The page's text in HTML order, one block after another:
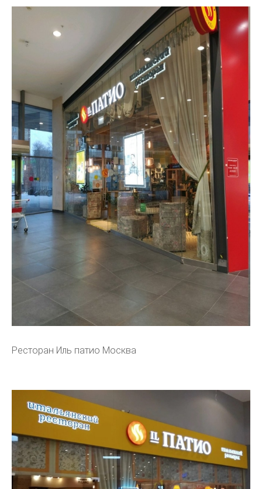
Ресторан Иль патио Москва